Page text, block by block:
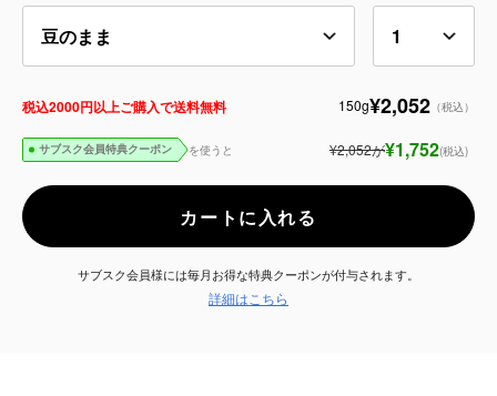
税込2000円以上ご購入で送料無料 150g¥2,052 （税込）
サブスク会員特典クーポン を使うと ¥2,052が¥1,752(税込)
カートに入れる
サブスク会員様には毎月お得な特典クーポンが付与されます。
詳細はこちら